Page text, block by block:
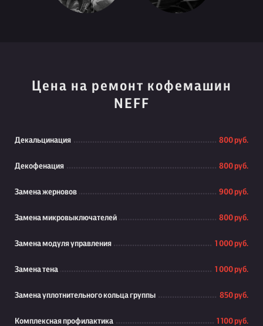
Цена на ремонт кофемашин
NEFF
Декальцинация 800 руб.
Декофенация 800 руб.
Замена жерновов 900 руб.
Замена микровыключателей 800 руб.
Замена модуля управления 1 000 руб.
Замена тена 1 000 руб.
Замена уплотнительного кольца группы 850 руб.
Комплексная профилактика 1 100 руб.